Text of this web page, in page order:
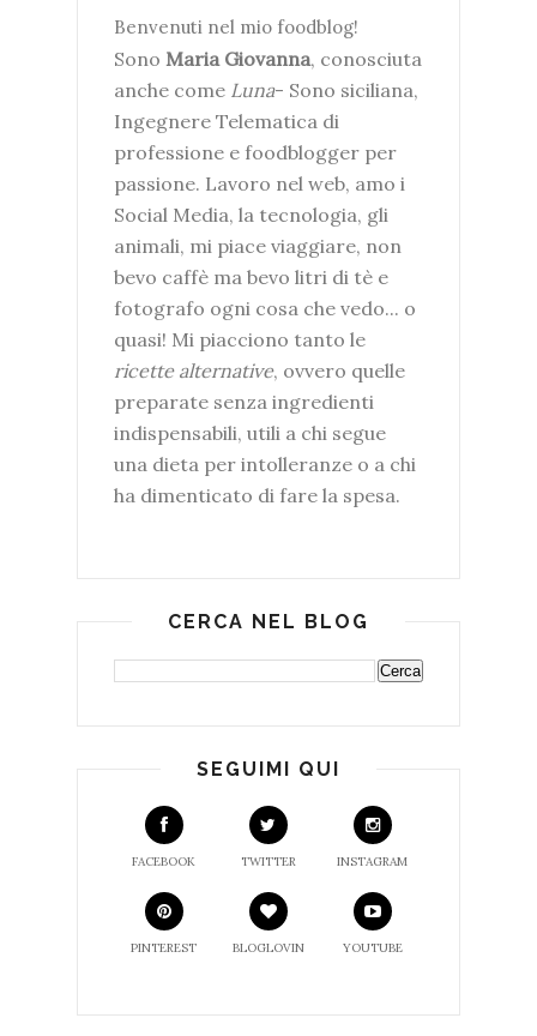
Benvenuti nel mio foodblog!
Sono Maria Giovanna, conosciuta
anche come Luna- Sono siciliana,
Ingegnere Telematica di
professione e foodblogger per
passione. Lavoro nel web, amo i
Social Media, la tecnologia, gli
animali, mi piace viaggiare, non
bevo caffè ma bevo litri di tè e
fotografo ogni cosa che vedo... o
quasi! Mi piacciono tanto le
ricette alternative, ovvero quelle
preparate senza ingredienti
indispensabili, utili a chi segue
una dieta per intolleranze o a chi
ha dimenticato di fare la spesa.
CERCA NEL BLOG
SEGUIMI QUI
FACEBOOK TWITTER INSTAGRAM
PINTEREST BLOGLOVIN YOUTUBE